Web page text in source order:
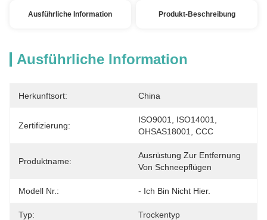
Ausführliche Information Produkt-Beschreibung
Ausführliche Information
Herkunftsort: China
Zertifizierung:
ISO9001, ISO14001,
OHSAS18001, CCC
Produktname:
Ausrüstung Zur Entfernung
Von Schneepflügen
Modell Nr.: - Ich Bin Nicht Hier.
Typ: Trockentyp